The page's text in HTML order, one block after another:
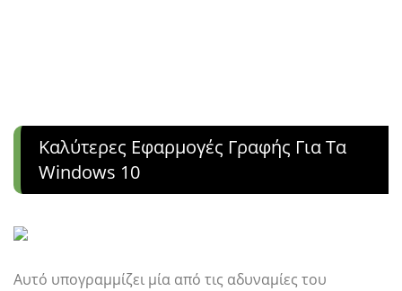
Καλύτερες Εφαρμογές Γραφής Για Τα
Windows 10
Αυτό υπογραμμίζει μία από τις αδυναμίες του